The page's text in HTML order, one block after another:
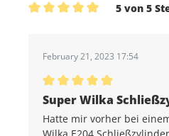
5 von 5
February 21, 2023 17:54
Durchschnittliche
Super Wilka
Hatte mir vorher bei